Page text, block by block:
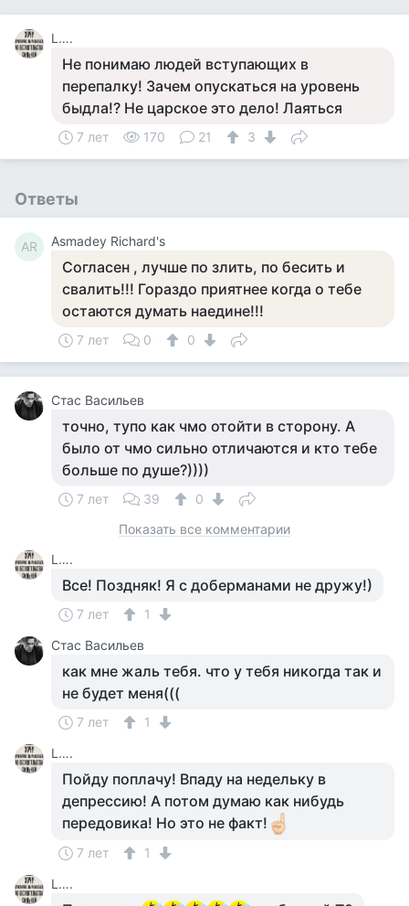
L….
Не понимаю людей вступающих в
перепалку! Зачем опускаться на уровень
быдла!? Не царское это дело! Лаяться
7 лет 170 21 3
Ответы
AR Asmadey Richard's
Согласен , лучше по злить, по бесить и
свалить!!! Гораздо приятнее когда о тебе
остаются думать наедине!!!
7 лет 0 0
Стас Васильев
точно, тупо как чмо отойти в сторону. А
было от чмо сильно отличаются и кто тебе
больше по душе?))))
7 лет 39
0
Показать все комментарии
L….
Все! Поздняк! Я с доберманами не дружу!)
7 лет
1
Стас Васильев
как мне жаль тебя. что у тебя никогда так и
не будет меня(((
7 лет
1
L….
Пойду поплачу! Впаду на недельку в
депрессию! А потом думаю как нибудь
передовика! Но это не факт!
7 лет
1
L….